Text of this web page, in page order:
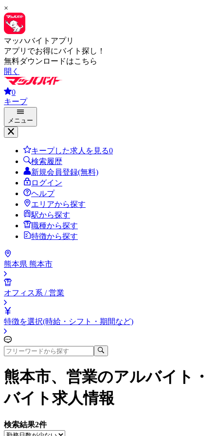
×
マッハバイトアプリ
アプリでお得にバイト探し！
無料ダウンロードはこちら
開く
0
キープ
メニュー
キープした求人を見る0
検索履歴
新規会員登録(無料)
ログイン
ヘルプ
エリアから探す
駅から探す
職種から探す
特徴から探す
熊本県 熊本市
オフィス系 / 営業
特徴を選択(時給・シフト・期間など)
熊本市、営業のアルバイト・
バイト求人情報
検索結果2件